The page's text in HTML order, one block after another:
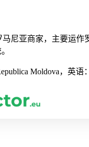
马尼亚商家，主要运
Moldova，英